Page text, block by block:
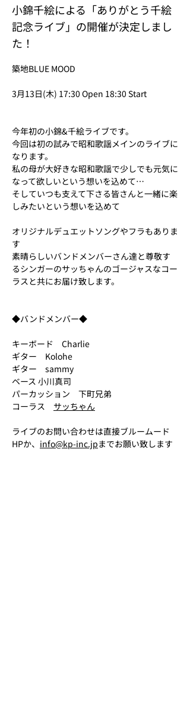
小錦千絵による「ありがとう千絵
記念ライブ」の開催が決定しまし
た！
築地BLUE MOOD
3月13日(木) 17:30 Open 18:30 Start
今年初の小錦&千絵ライブです。
今回は初の試みで昭和歌謡メインのライブに
なります。
私の母が大好きな昭和歌謡で少しでも元気に
なって欲しいという想いを込めて…
そしていつも支えて下さる皆さんと一緒に楽
しみたいという想いを込めて
オリジナルデュエットソングやフラもありま
す
素晴らしいバンドメンバーさん達と尊敬す
るシンガーのサッちゃんのゴージャスなコー
ラスと共にお届け致します。
◆バンドメンバー◆
キーボード　Charlie
ギター　Kolohe
ギター　sammy
ベース 小川真司
パーカッション　下町兄弟
コーラス サッちゃん
ライブのお問い合わせは直接ブルームード
HPか、 info@kp-inc.jpまでお願い致します